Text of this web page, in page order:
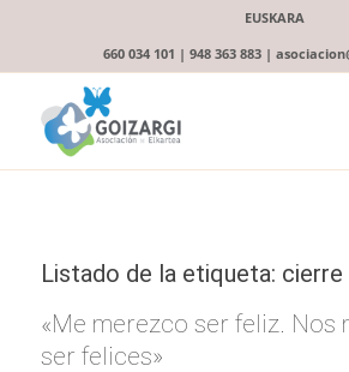
EUSKARA
660 034 101 | 948 363 883 |
Listado de la etiqueta: cierre
«Me merezco ser feliz. Nos
ser felices»